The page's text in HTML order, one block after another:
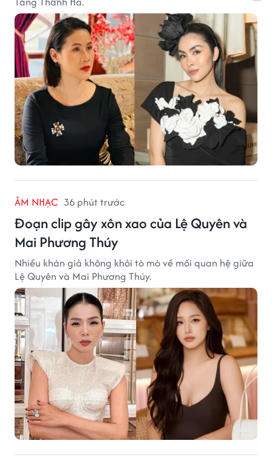
ÂM NHẠC 36 phút trước
Đoạn clip gây xôn xao của Lệ Quyên và
Mai Phương Thúy
Nhiều khán giả không khỏi tò mò về mối quan hệ giữa
Lệ Quyên và Mai Phương Thúy.